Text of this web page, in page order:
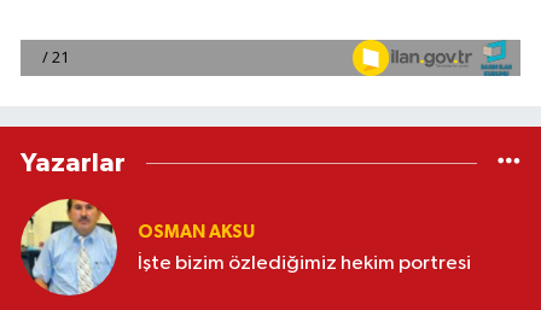
Yazarlar
OSMAN AKSU
İşte bizim özlediğimiz hekim portresi